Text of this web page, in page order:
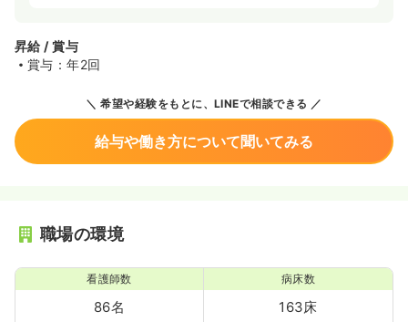
昇給 / 賞与
賞与：年2回
希望や経験をもとに、LINEで相談できる
給与や働き方について聞いてみる
職場の環境
看護師数
86名
病床数
163床